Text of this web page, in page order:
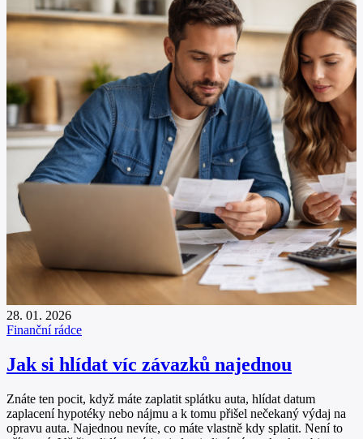
28. 01. 2026
Finanční rádce
Jak si hlídat víc závazků najednou
Znáte ten pocit, když máte zaplatit splátku auta, hlídat datum
zaplacení hypotéky nebo nájmu a k tomu přišel nečekaný výdaj na
opravu auta. Najednou nevíte, co máte vlastně kdy splatit. Není to